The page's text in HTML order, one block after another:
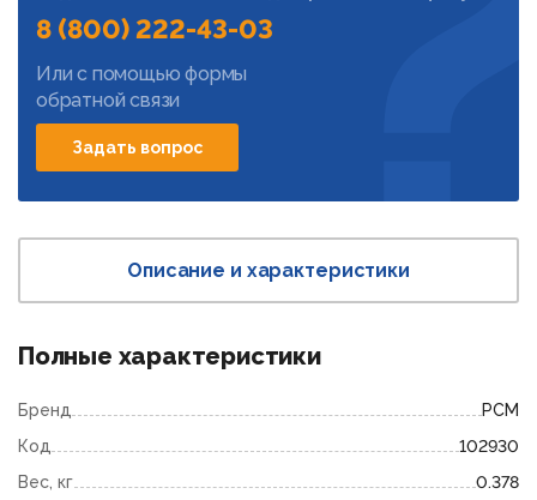
8 (800) 222-43-03
Или с помощью формы
обратной связи
Задать вопрос
Описание и характеристики
Полные характеристики
Бренд
РСМ
Код
102930
Вес, кг
0.378